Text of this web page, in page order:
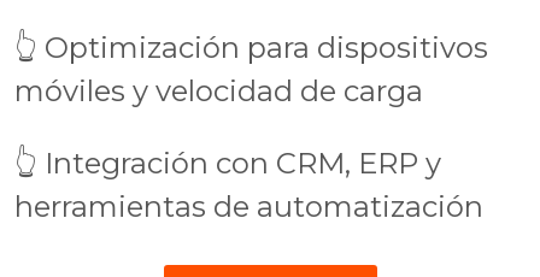
👆 Optimización para dispositivos
móviles y velocidad de carga
👆 Integración con CRM, ERP y
herramientas de automatización